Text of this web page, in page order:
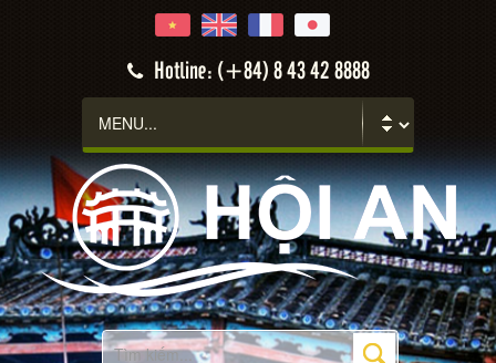
Hotline: (+84) 8 43 42 8888